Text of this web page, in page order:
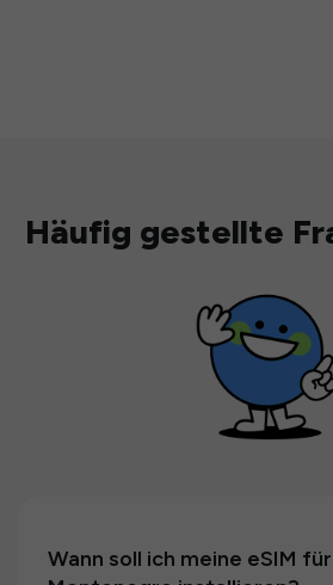
Häufig gestellte
Wann soll ich meine eSIM für